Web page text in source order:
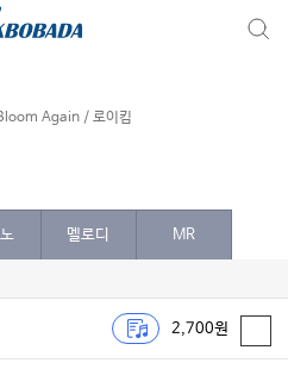
Again / 로이킴
멜로디 MR
2,700원